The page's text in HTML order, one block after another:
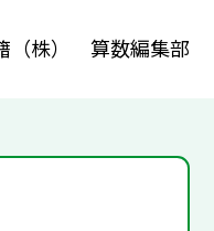
（株） 算数編集部